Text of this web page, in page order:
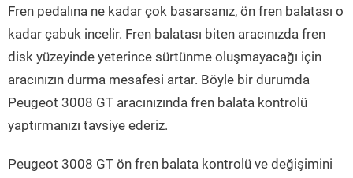
Fren pedalına ne kadar çok basarsanız, ön fren balatası o
kadar çabuk incelir. Fren balatası biten aracınızda fren
disk yüzeyinde yeterince sürtünme oluşmayacağı için
aracınızın durma mesafesi artar. Böyle bir durumda
Peugeot 3008 GT aracınızında fren balata kontrolü
yaptırmanızı tavsiye ederiz.
Peugeot 3008 GT ön fren balata kontrolü ve değişimini